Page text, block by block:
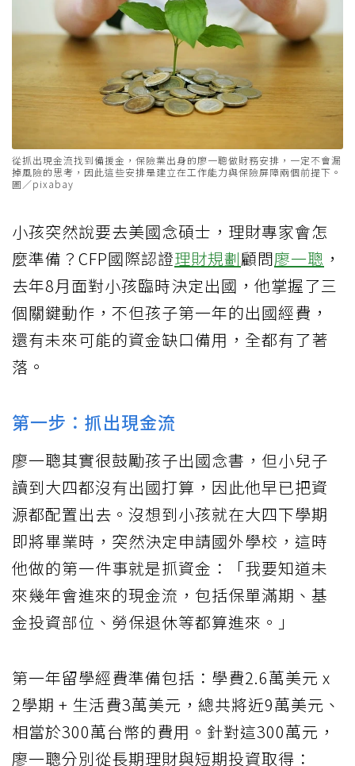
從抓出現金流找到備援金，保險業出身的廖一聰做財務安排，一定不會漏
掉風險的思考，因此這些安排是建立在工作能力與保險屏障兩個前提下。
圖／pixabay
小孩突然說要去美國念碩士，理財專家會怎
麼準備？CFP國際認證理財規劃顧問廖一聰 ，
去年8月面對小孩臨時決定出國，他掌握了三
個關鍵動作，不但孩子第一年的出國經費，
還有未來可能的資金缺口備用，全都有了著
落。
第一步：抓出現金流
廖一聰其實很鼓勵孩子出國念書，但小兒子
讀到大四都沒有出國打算，因此他早已把資
源都配置出去。沒想到小孩就在大四下學期
即將畢業時，突然決定申請國外學校，這時
他做的第一件事就是抓資金：「我要知道未
來幾年會進來的現金流，包括保單滿期、基
金投資部位、勞保退休等都算進來。」
第一年留學經費準備包括：學費2.6萬美元 x
2學期 + 生活費3萬美元，總共將近9萬美元、
相當於300萬台幣的費用。針對這300萬元，
廖一聰分別從長期理財與短期投資取得：